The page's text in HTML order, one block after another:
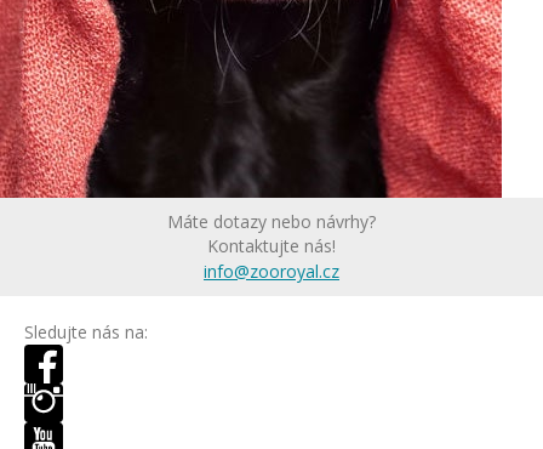
Máte dotazy nebo návrhy?
Kontaktujte nás!
info@zooroyal.cz
Sledujte nás na: